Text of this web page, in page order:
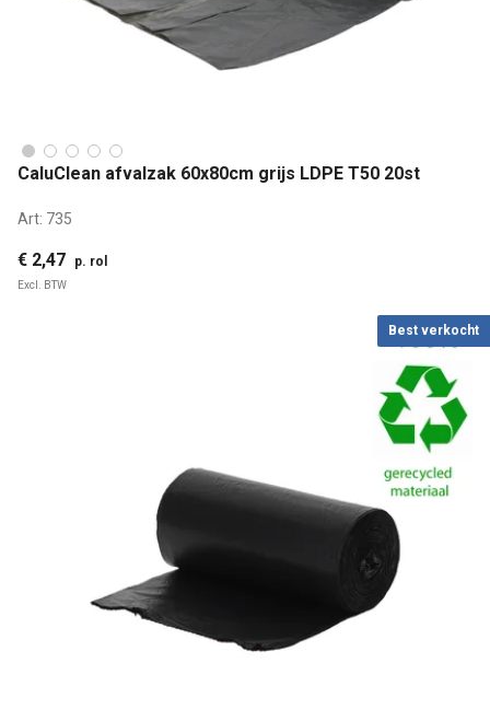
CaluClean afvalzak 60x80cm grijs LDPE T50 20st
Art: 735
€ 2,47 p. rol
Excl. BTW
Best verkocht